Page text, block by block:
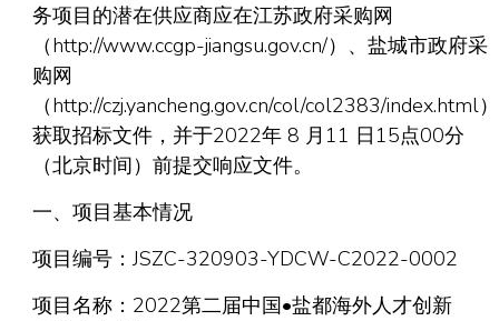
务项目的潜在供应商应在江苏政府采购网
（http://www.ccgp-jiangsu.gov.cn/）、盐城市政府采
购网
（http://czj.yancheng.gov.cn/col/col2383/index.html）
获取招标文件，并于2022年 8 月11 日15点00分
（北京时间）前提交响应文件。
一、项目基本情况
项目编号：JSZC-320903-YDCW-C2022-0002
项目名称：2022第二届中国•盐都海外人才创新